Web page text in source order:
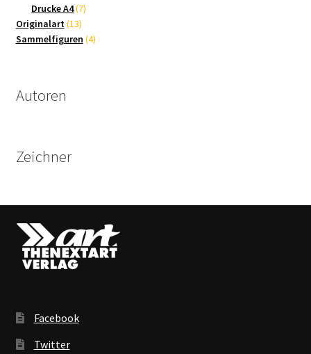
Produkte
Drucke A4 77
Originalart 1313
Produkte
Sammelfiguren 44
Autoren
Zeichner
Facebook
Twitter